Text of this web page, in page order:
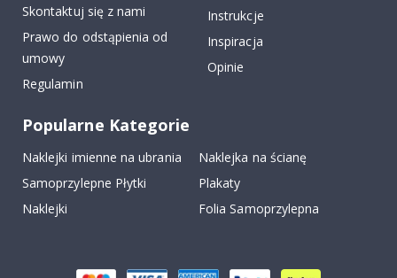
Skontaktuj się z nami
Prawo do odstąpienia od
umowy
Regulamin
Instrukcje
Inspiracja
Opinie
Popularne Kategorie
Naklejki imienne na ubrania
Naklejka na ścianę
Samoprzylepne Płytki
Plakaty
Naklejki
Folia Samoprzylepna